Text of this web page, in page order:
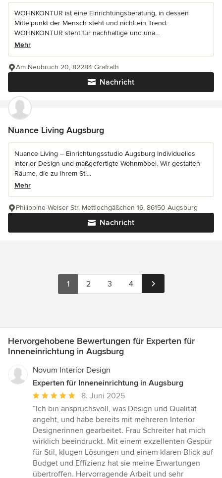
WOHNKONTUR ist eine Einrichtungsberatung, in dessen
Mittelpunkt der Mensch steht und nicht ein Trend.
WOHNKONTUR steht für nachhaltige und una...
Mehr
Nachricht
Am Neubruch 20, 82284 Grafrath
Nuance Living Augsburg
Nuance Living – Einrichtungsstudio Augsburg Individuelles
Interior Design und maßgefertigte Wohnmöbel. Wir gestalten
Räume, die zu Ihrem Sti...
Mehr
Nachricht
Philippine-Welser Str, Mettlochgäßchen 16, 86150 Augsburg
1 2 3 4
Hervorgehobene Bewertungen für Experten für
Inneneinrichtung in Augsburg
Novum Interior Design
Experten für Inneneinrichtung in Augsburg
Durchschnittliche
Bewertung:
5
von
5
Sternen
8. Juni 2025
“Ich bin anspruchsvoll, was Design und Qualität
angeht, und habe bereits mit mehreren Interior
Designerinnen gearbeitet. Frau Schreiter hat mich
wirklich beeindruckt. Mit einem exzellenten Gespür
für Stil, klugen Lösungen und einem klaren Blick auf
Budget und Effizienz hat sie meine Erwartungen
übertroffen. Hervorragende Arbeit und sehr